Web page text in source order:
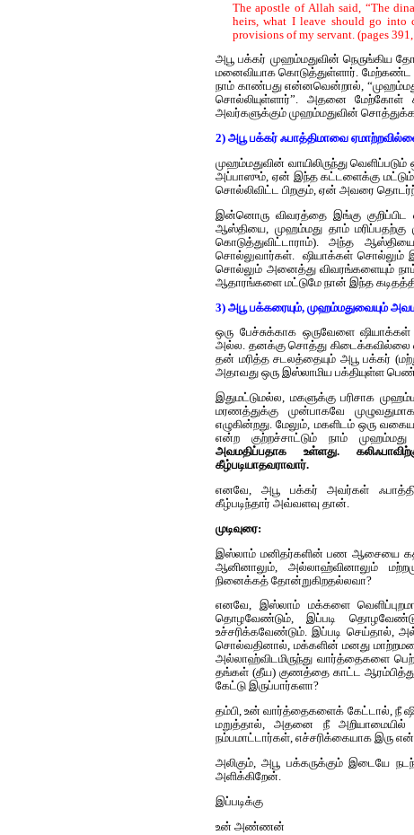
The apostle of Allah said, “The
heirs, what I leave should go into
provisions of my servant. (pages 391,
அபூ பக்கர் முஹம்மதுவின் நெருங்கிய
மனைவியாக கொடுத்துள்ளார். மேற்கண்ட
நாம் காண்பது என்னவென்றால்,
சொல்லியுள்ளார்”. அதனை மேற்கோள்
அவர்களுக்கும் முஹம்மதுவின்
2) அபூ பக்கர் ஃபாத்திமாவை
முஹம்மதுவின் வாயிலிருந்து
அப்பாஸும், ஏன் இந்த கட்டளைக்கு
சொல்லிவிட்ட பிறகும், ஏன் அவரை
இன்னொரு விவரத்தை இங்கு குறிப்பிட
ஆஸ்தியை, முஹம்மது தாம் மரிப்பதற்கு
கொடுத்துவிட்டாராம்). அந்த
சொல்லுவார்கள். ஷியாக்கள் சொல்லும்
சொல்லும் அனைத்து விவரங்களையும்
ஆதாரங்களை மட்டுமே நான் இந்த
3) அபூ பக்கரையும், முஹம்மதுவையும்
ஒரு பேச்சுக்காக ஒருவேளை
அல்ல. தனக்கு சொத்து கிடைக்கவில்லை
தன் மரித்த சடலத்தையும் அபூ பக்கர்
அதாவது ஒரு இஸ்லாமிய பக்தியுள்ள
இதுமட்டுமல்ல, மகளுக்கு பரிசாக
மரணத்துக்கு முன்பாகவே
எழுகின்றது. மேலும், மகளிடம் ஒரு
என்ற குற்றச்சாட்டும் நாம் முஹம்மது
அவமதிப்பதாக உள்ளது.
கீழ்படியாதவராவார்.
எனவே, அபூ பக்கர் அவர்கள்
கீழ்படிந்தார் அவ்வளவு தான்.
முடிவுரை:
இஸ்லாம் மனிதர்களின் பண ஆசையை
ஆனினாலும், அல்லாஹ்வினாலும்
நினைக்கத் தோன்றுகிறதல்லவா?
எனவே, இஸ்லாம் மக்களை
தொழவேண்டும், இப்படி
உச்சரிக்கவேண்டும். இப்படி செய்தால்,
சொல்வதினால், மக்களின் மனது
அல்லாஹ்விடமிருந்து வார்த்தைகளை
தங்கள் (தீய) குணத்தை காட்ட
கேட்டு இருப்பார்களா?
தம்பி, உன் வார்த்தைகளைக் கேட்டால், நீ
மறுத்தால், அதனை நீ அறியாமையில்
நம்பமாட்டார்கள், எச்சரிக்கையாக இரு
அலிகும், அபூ பக்கருக்கும் இடையே
அளிக்கிறேன்.
இப்படிக்கு
உன் அண்ணன்